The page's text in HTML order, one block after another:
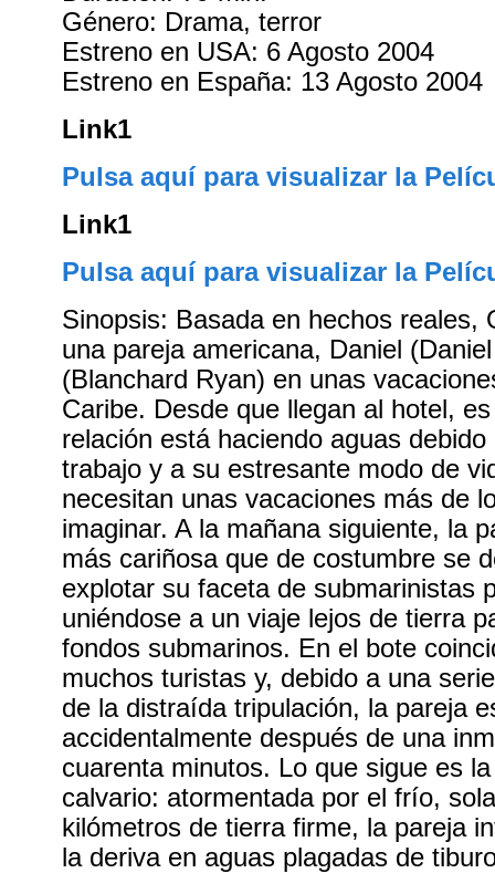
Género: Drama, terror
Estreno en USA: 6 Agosto 2004
Estreno en España: 13 Agosto 2004
Link1
Pulsa aquí para visualizar la
Link1
Pulsa aquí para visualizar la
Sinopsis: Basada en hechos reales,
una pareja americana, Daniel
(Blanchard Ryan) en unas
Caribe. Desde que llegan al hotel,
relación está haciendo aguas
trabajo y a su estresante modo de
necesitan unas vacaciones más de
imaginar. A la mañana siguiente, la
más cariñosa que de costumbre se
explotar su faceta de submarinistas
uniéndose a un viaje lejos de tierra
fondos submarinos. En el bote
muchos turistas y, debido a una
de la distraída tripulación, la pareja
accidentalmente después de una
cuarenta minutos. Lo que sigue es
calvario: atormentada por el frío,
kilómetros de tierra firme, la pareja
la deriva en aguas plagadas de